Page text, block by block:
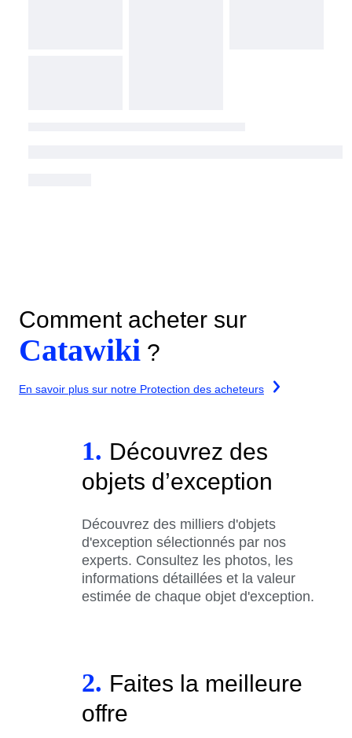
Comment acheter sur
Catawiki ?
En savoir plus sur notre Protection des acheteurs
1. Découvrez des
objets d’exception
Découvrez des milliers d'objets
d'exception sélectionnés par nos
experts. Consultez les photos, les
informations détaillées et la valeur
estimée de chaque objet d'exception.
2. Faites la meilleure
offre